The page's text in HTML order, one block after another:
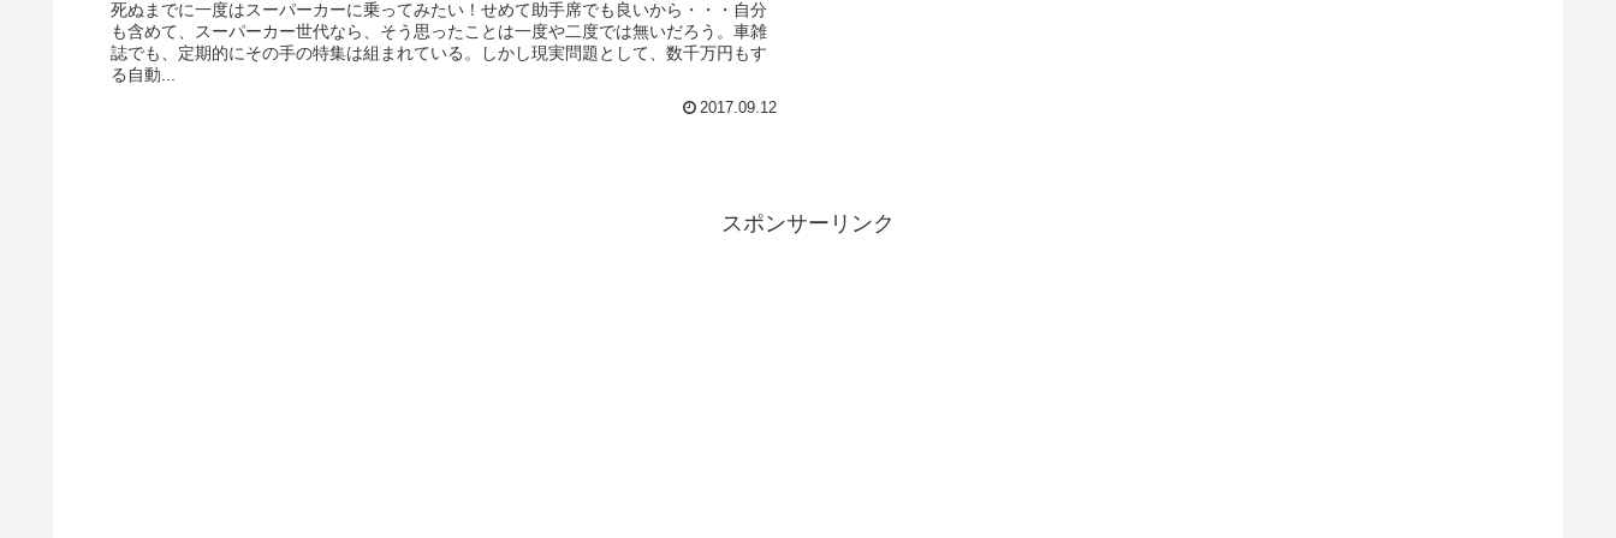
死ぬまでに一度はスーパーカーに乗ってみたい！せめて助手席でも良いから・・・自分
も含めて、スーパーカー世代なら、そう思ったことは一度や二度では無いだろう。車雑
誌でも、定期的にその手の特集は組まれている。しかし現実問題として、数千万円もす
る自動...
2017.09.12
スポンサーリンク